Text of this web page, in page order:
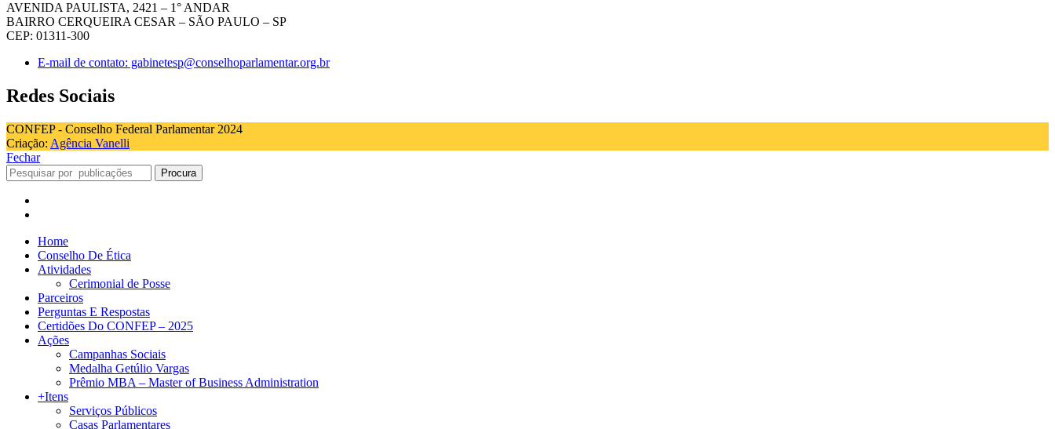
AVENIDA PAULISTA, 2421 – 1° ANDAR
BAIRRO CERQUEIRA CESAR – SÃO PAULO – SP
CEP: 01311-300
E-mail de contato: gabinetesp@conselhoparlamentar.org.br
Redes Sociais
CONFEP - Conselho Federal Parlamentar 2024
Criação: Agência Vanelli
Fechar
Procura
Home
Conselho De Ética
Atividades
Cerimonial de Posse
Parceiros
Perguntas E Respostas
Certidões Do CONFEP – 2025
Ações
Campanhas Sociais
Medalha Getúlio Vargas
Prêmio MBA – Master of Business Administration
+Itens
Serviços Públicos
Casas Parlamentares